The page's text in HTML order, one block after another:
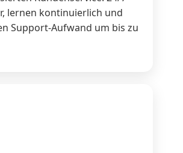
lernen kontinuierlich und
Support-Aufwand um bis zu